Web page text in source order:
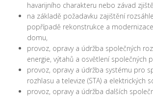
havarijního charakteru nebo závad
na základě požadavku zajištění
popřípadě rekonstrukce a
domu,
provoz, opravy a údržba společných
energie, výtahů a osvětlení společných
provoz, opravy a údržba systému pro
rozhlasu a televize (STA) a elektrických
provoz, opravy a údržba dalších